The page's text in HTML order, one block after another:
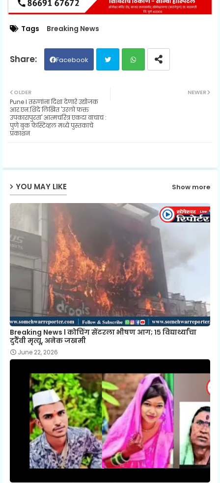
Tags Breaking News
Facebook
NEWER
OLDER
Pune l तरुणांना दिशा देणारे उद्योजक
आर.एन.शिंदे लिखित 'उरलो फक्त
उपकारापुरता' आत्मचरित्र एकदा वाचाच :
पुणे बुक फेस्टिव्हल मध्ये पुस्तकाचे
प्रकाशन
YOU MAY LIKE Show more
Breaking News l कोचिंग सेंटरला भीषण आग; १५ विद्यार्थ्यांचा
दुर्दैवी मृत्यू, अनेक जखमी
June 22, 2026